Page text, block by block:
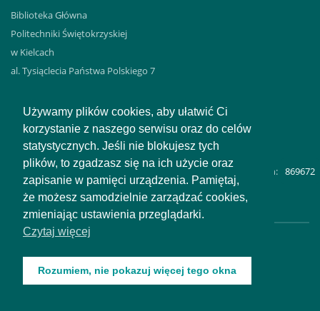
Biblioteka Główna
Politechniki Świętokrzyskiej
w Kielcach
al. Tysiąclecia Państwa Polskiego 7
tel. 41 3424-493 – wypożyczalnia
tel. 41 3424-483 – sekretariat
Liczba odwiedzin: 869672
Do góry
Biblioteka Główna
Używamy plików cookies, aby ułatwić Ci
korzystanie z naszego serwisu oraz do celów
statystycznych. Jeśli nie blokujesz tych
plików, to zgadzasz się na ich użycie oraz
zapisanie w pamięci urządzenia. Pamiętaj,
że możesz samodzielnie zarządzać cookies,
zmieniając ustawienia przeglądarki.
Czytaj więcej
Rozumiem, nie pokazuj więcej tego okna